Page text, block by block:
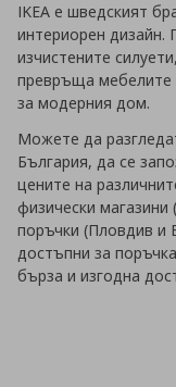
IKEA е шведският
интериорен дизайн.
изчистените
превръща мебелите
за модерния дом.
Можете да
България, да се
цените на
физически
поръчки (Пловдив и
достъпни за
бърза и изгодна